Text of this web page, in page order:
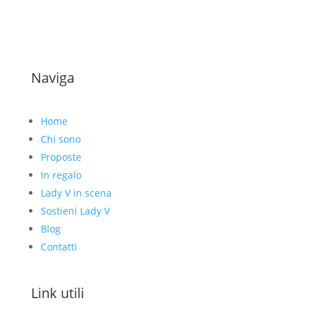
Naviga
Home
Chi sono
Proposte
In regalo
Lady V in scena
Sostieni Lady V
Blog
Contatti
Link utili